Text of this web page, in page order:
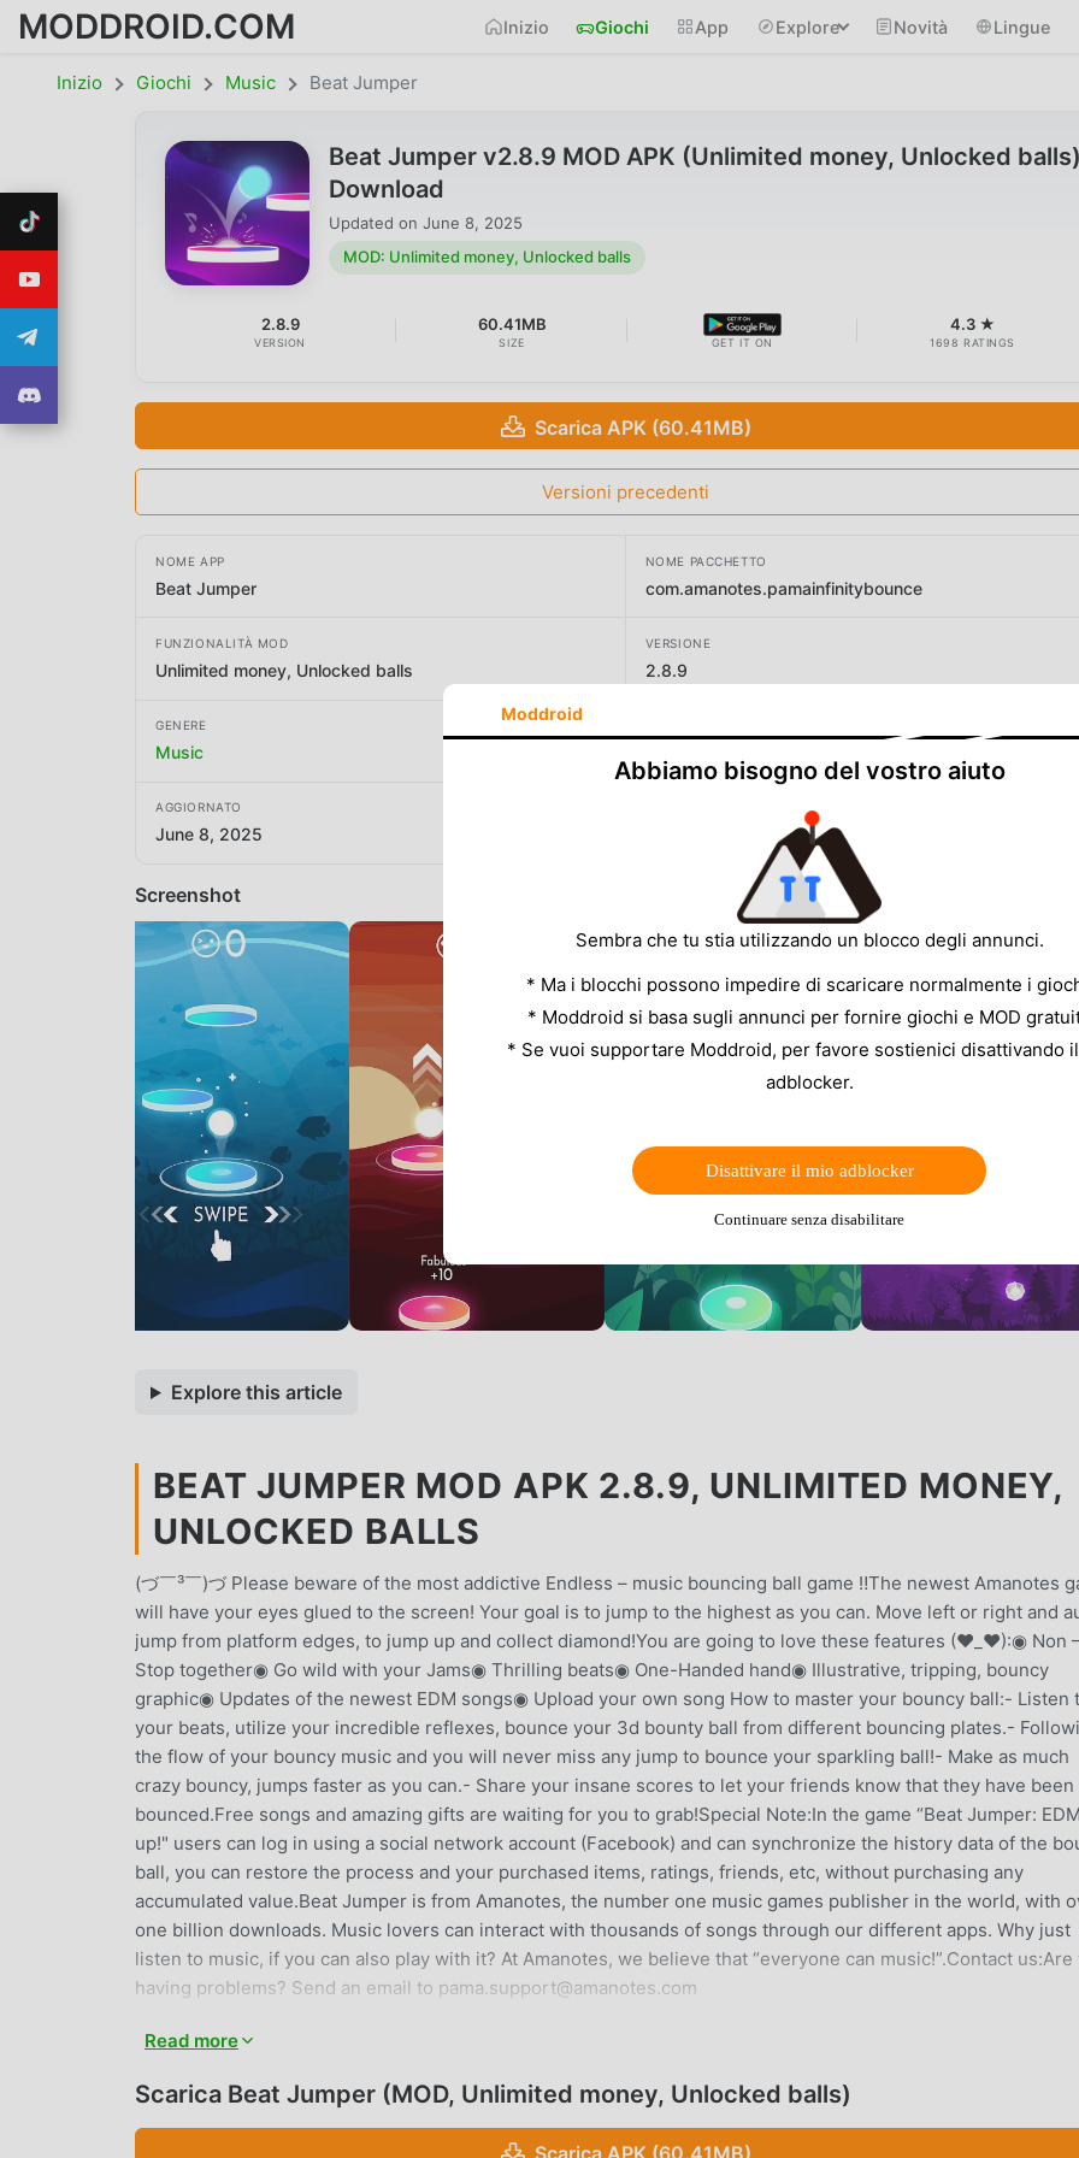
MODDROID.COM Inizio Giochi App Explore Novità Lingue
Inizio Giochi Music Beat Jumper
Beat Jumper v2.8.9 MOD APK (Unlimited money, Unlocked balls)
Download
Updated on June 8, 2025
MOD: Unlimited money, Unlocked balls
2.8.9
VERSION
60.41MB
SIZE GET IT ON
4.3 ★
1698 RATINGS
Scarica APK (60.41MB)
Versioni precedenti
NOME APP
Beat Jumper
NOME PACCHETTO
com.amanotes.pamainfinitybounce
FUNZIONALITÀ MOD
Unlimited money, Unlocked balls
VERSIONE
2.8.9
GENERE
Music
AGGIORNATO
June 8, 2025
Screenshot
Explore this article
BEAT JUMPER MOD APK 2.8.9, UNLIMITED MONEY,
UNLOCKED BALLS
(づ￣³￣)づ Please beware of the most addictive Endless – music bouncing ball game ‼️The newest Amanotes
will have your eyes glued to the screen! Your goal is to jump to the highest as you can. Move left or right and
jump from platform edges, to jump up and collect diamond!You are going to love these features (♥_♥):◉ Non
Stop together◉ Go wild with your Jams◉ Thrilling beats◉ One-Handed hand◉ Illustrative, tripping, bouncy
graphic◉ Updates of the newest EDM songs◉ Upload your own song How to master your bouncy ball:- Listen
your beats, utilize your incredible reflexes, bounce your 3d bounty ball from different bouncing plates.-
the flow of your bouncy music and you will never miss any jump to bounce your sparkling ball!- Make as much
crazy bouncy, jumps faster as you can.- Share your insane scores to let your friends know that they have been
bounced.Free songs and amazing gifts are waiting for you to grab!Special Note:In the game “Beat Jumper: EDM
up!" users can log in using a social network account (Facebook) and can synchronize the history data of the
ball, you can restore the process and your purchased items, ratings, friends, etc, without purchasing any
accumulated value.Beat Jumper is from Amanotes, the number one music games publisher in the world, with
one billion downloads. Music lovers can interact with thousands of songs through our different apps. Why just
listen to music, if you can also play with it? At Amanotes, we believe that “everyone can music!”.Contact us:Are
having problems? Send an email to pama.support@amanotes.com
BEAT JUMPER INTRODUZIONE
Beat Jumper Essendo un gioco music molto popolare di recente, ha guadagnato molti fan in tutto il mondo che
apk al mondo, moddroid è la tua scelta migliore. moddroid non solo ti fornisce l'ultima versione di Beat Jumper
Read more
Scarica Beat Jumper (MOD, Unlimited money, Unlocked balls)
Scarica APK (60.41MB)
Moddroid
Abbiamo bisogno del vostro aiuto
Sembra che tu stia utilizzando un blocco degli annunci.
* Ma i blocchi possono impedire di scaricare normalmente i
* Moddroid si basa sugli annunci per fornire giochi e MOD
* Se vuoi supportare Moddroid, per favore sostienici disattivando
adblocker.
Disattivare il mio adblocker
Continuare senza disabilitare